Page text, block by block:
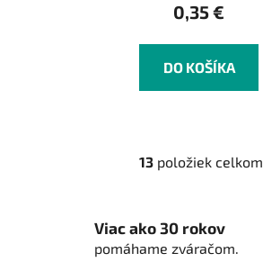
0,35 €
DO KOŠÍKA
O
á
d
13 položiek celkom
Viac ako 30 rokov
pomáhame zváračom.